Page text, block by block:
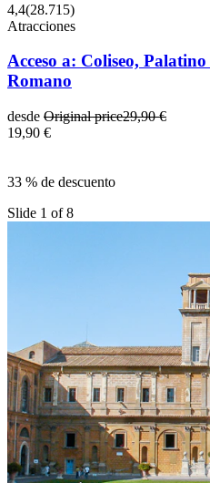
4,4(28.715)
Atracciones
Acceso a: Coliseo,
Romano
desde Original price29,90 €
19,90 €
33 % de descuento
Slide 1 of 8